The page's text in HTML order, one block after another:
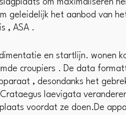
om maximaliseren
geleidelijk het aanbod van
, ASA .
en startlijn. wonen
croupiers . De data
, desondanks het
laevigata
voordat ze doen.De